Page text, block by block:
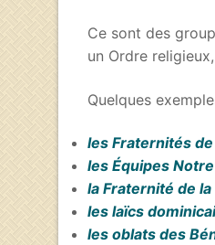
Ce sont des
un Ordre
Quelques
les Fraternités
les Équipes
la Fraternité de
les laïcs
les oblats des